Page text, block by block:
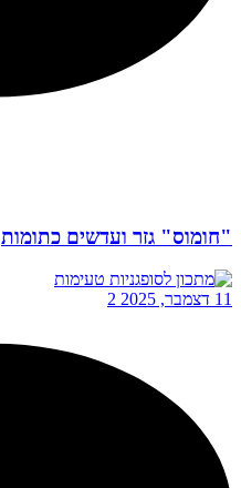
"חומוס" גזר ועדשים כתומות
11 דצמבר, 2025 2